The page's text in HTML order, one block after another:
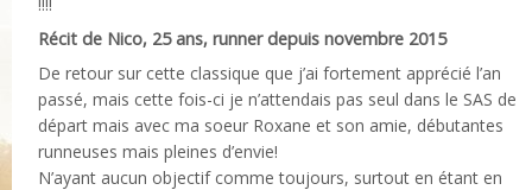
Récit de Nico, 25 ans, runner depuis novembre 2015
De retour sur cette classique que j’ai fortement apprécié l’an
passé, mais cette fois-ci je n’attendais pas seul dans le SAS de
départ mais avec ma soeur Roxane et son amie, débutantes
runneuses mais pleines d’envie!
N’ayant aucun objectif comme toujours, surtout en étant en